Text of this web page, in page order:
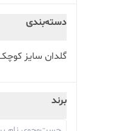
دسته‌بندی
گلدان سایز
برند